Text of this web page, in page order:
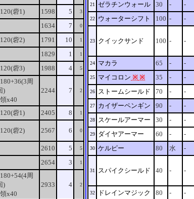
砦1) 1598 5 3
1634 7 0
砦2) 1791 10 1
1829 1 1
砦3) 1988 4 5
周
)
x40
2244 7 2
砦1) 2405 8 1
砦2) 2567 6 0
2610 5 5
2654 3 1
周
)
x40
2933 4 2
21 ゼラチンウォール 30 - -
22 ウォーターシフト 100 - -
23 クイックサンド 100 - -
24 マカラ 65 - -
25 マイコロン ※ ※ 35 - -
26 ストームシールド 70 - -
27 カイザーペンギン 90 - -
28 スケールアーマー 30 - -
29 ダイヤアーマー 60 - -
30 ケルピー 80 水 -
31 スパイクシールド 40 - -
32 ドレインマジック 80 - -